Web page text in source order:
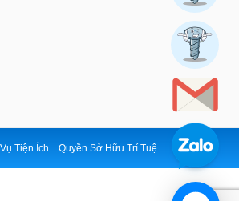
Tiện Ích Quyền Sở Hữu Trí Tuệ